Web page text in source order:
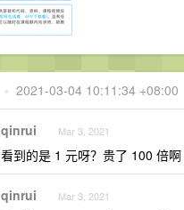
• 2021-03-04 10:11:34 +08:00
qinrui Mar 3, 2021
看到的是 1 元呀？贵了 100 倍啊
qinrui Mar 3, 2021